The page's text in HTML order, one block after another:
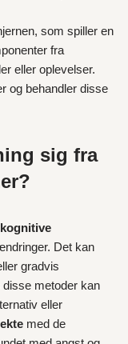
som spiller en
fra
eller oplevelser.
og behandler disse
sig fra
kognitive
Det kan
gradvis
metoder kan
eller
med de